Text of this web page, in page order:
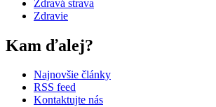
Zdravá strava
Zdravie
Kam ďalej?
Najnovšie články
RSS feed
Kontaktujte nás